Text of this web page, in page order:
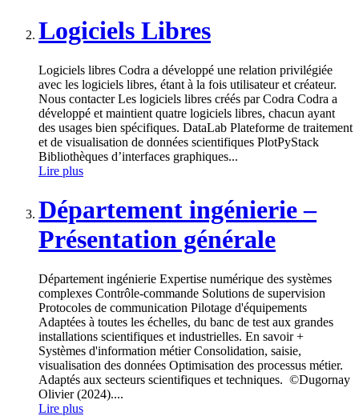
Logiciels Libres
Logiciels libres Codra a développé une relation privilégiée
avec les logiciels libres, étant à la fois utilisateur et créateur.
Nous contacter Les logiciels libres créés par Codra Codra a
développé et maintient quatre logiciels libres, chacun ayant
des usages bien spécifiques. DataLab Plateforme de traitement
et de visualisation de données scientifiques PlotPyStack
Bibliothèques d’interfaces graphiques...
Lire plus
Département ingénierie –
Présentation générale
Département ingénierie Expertise numérique des systèmes
complexes Contrôle-commande Solutions de supervision
Protocoles de communication Pilotage d'équipements
Adaptées à toutes les échelles, du banc de test aux grandes
installations scientifiques et industrielles. En savoir +
Systèmes d'information métier Consolidation, saisie,
visualisation des données Optimisation des processus métier.
Adaptés aux secteurs scientifiques et techniques. ©Dugornay
Olivier (2024)....
Lire plus